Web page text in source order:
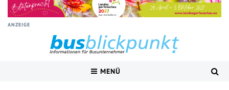
ANZEIGE
MENÜ